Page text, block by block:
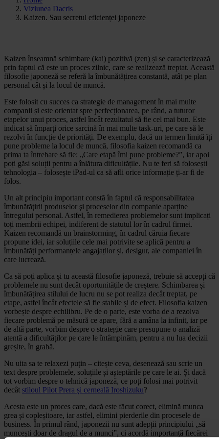
Viziunea Dacris
Kaizen. Sau secretul eficienței japoneze
Kaizen înseamnă schimbare (kai) pozitivă (zen) și se caracterizează
prin faptul că este un proces zilnic, care se realizează treptat. Această
filosofie japoneză se referă la îmbunătățirea constantă, atât pe plan
personal cât și la locul de muncă.
Este folosit cu succes ca strategie de management în mai multe
companii și este orientat spre perfecționarea, pe rând, a tuturor
etapelor unui proces, astfel încât rezultatul să fie cel mai bun. Este
indicat să împarți orice sarcină în mai multe task-uri, pe care să le
rezolvi în funcție de priorități. De exemplu, dacă un termen limită îți
pune probleme la locul de muncă, filosofia kaizen recomandă ca
prima ta întrebare să fie: „Care etapă îmi pune probleme?”, iar apoi
poți găsi soluții pentru a înlătura dificultățile. Nu te feri să folosești
tehnologia – folosește iPad-ul ca să afli orice informație ți-ar fi de
folos.
Un alt principiu important constă în faptul că responsabilitatea
îmbunătăţirii produselor şi proceselor din companie aparține
întregului personal. Astfel, în remedierea problemelor sunt implicați
toți membrii echipei, indiferent de statutul lor în cadrul firmei.
Kaizen recomandă un brainstorming, în cadrul căruia fiecare
propune idei, iar soluțiile cele mai potrivite se aplică pentru a
îmbunătăți performanțele angajaților și, desigur, ale companiei în
care lucrează.
Ca să poți aplica și tu această filosofie japoneză, trebuie să accepți că
problemele nu sunt decât oportunitățile de creștere. Schimbarea și
îmbunătățirea stilului de lucru nu se pot realiza decât treptat, pe
etape, astfel încât efectele să fie stabile și de efect. Filosofia kaizen
vorbește despre echilibru. Pe de o parte, este vorba de a rezolva
fiecare problemă pe măsură ce apare, fără a amâna la infinit, iar pe
de altă parte, vorbim despre o strategie care presupune o analiză
atentă a dificultăților pe care le întâmpinăm, pentru a nu lua decizii
greșite, în grabă.
Nu uita sa te relaxezi puțin – citește ceva, desenează sau scrie un
text despre problemele, soluțiile și așteptările pe care le ai. Și dacă
tot vorbim despre o tehnică japoneză, ce poți folosi mai potrivit
decât stiloul Pilot Prera și cerneală Iroshizuku?
Acesta este un proces care, dacă este făcut corect, elimină munca
grea și copleșitoare, iar astfel, elimini pierderile din procesele de
business. În primul rând, japonezii nu sunt adepții principiului „să
muncești doar de dragul de a munci”, ci acordă importanță fiecărei